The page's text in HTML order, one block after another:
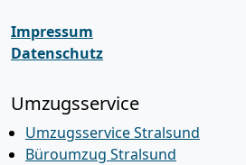
Impressum
Datenschutz
Umzugsservice
Umzugsservice Stralsund
Büroumzug Stralsund